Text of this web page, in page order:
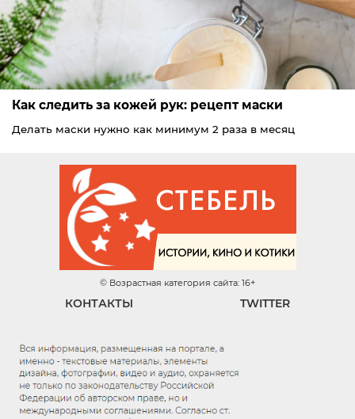
Как следить за кожей рук: рецепт маски
Делать маски нужно как минимум 2 раза в месяц
© Возрастная категория сайта: 16+
КОНТАКТЫ TWITTER